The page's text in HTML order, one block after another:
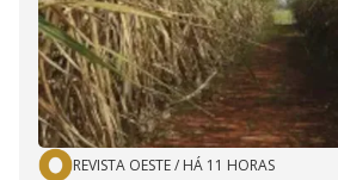
REVISTA OESTE/ HÁ 11 HORAS